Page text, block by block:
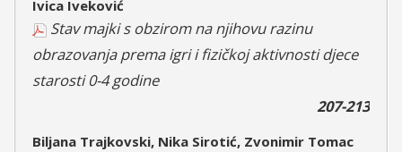
Ivica Iveković
Stav majki s obzirom na njihovu razinu
obrazovanja prema igri i fizičkoj aktivnosti djece
starosti 0-4 godine
207-213
Biljana Trajkovski, Nika Sirotić, Zvonimir Tomac